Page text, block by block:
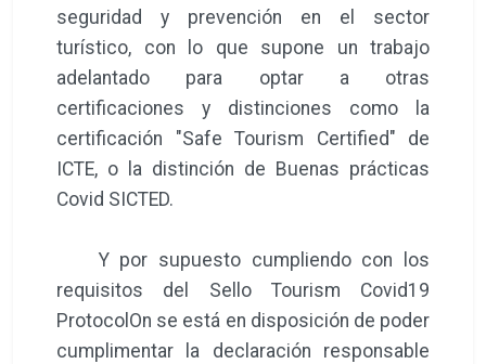
seguridad y prevención en el sector
turístico, con lo que supone un trabajo
adelantado para optar a otras
certificaciones y distinciones como la
certificación "Safe Tourism Certified" de
ICTE, o la distinción de Buenas prácticas
Covid SICTED.
Y por supuesto cumpliendo con los
requisitos del Sello Tourism Covid19
ProtocolOn se está en disposición de poder
cumplimentar la declaración responsable